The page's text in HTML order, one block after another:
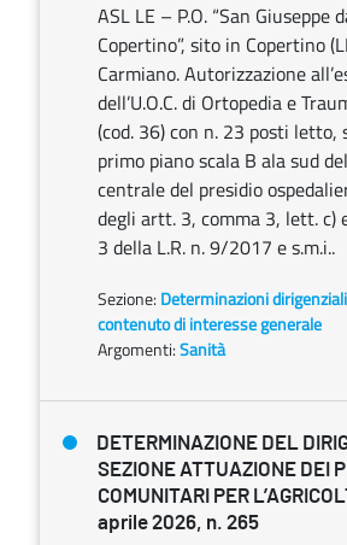
ASL LE – P.O. “San Giuseppe
Copertino”, sito in Copertino
Carmiano. Autorizzazione
dell’U.O.C. di Ortopedia e
(cod. 36) con n. 23 posti letto,
primo piano scala B ala sud
centrale del presidio
degli artt. 3, comma 3, lett. c)
3 della L.R. n. 9/2017 e s.m.i..
Sezione: Determinazioni
contenuto di interesse generale
Argomenti:Sanità
DETERMINAZIONE DEL
SEZIONE ATTUAZIONE DEI
COMUNITARI PER
aprile 2026, n. 265